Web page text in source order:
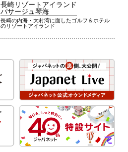
長崎リゾートアイランド
パサージュ琴海
長崎の内海・大村湾に面したゴルフ＆ホテル
のリゾートアイランド